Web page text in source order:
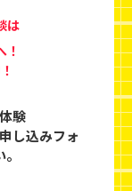
は
！
験
し込みフォ